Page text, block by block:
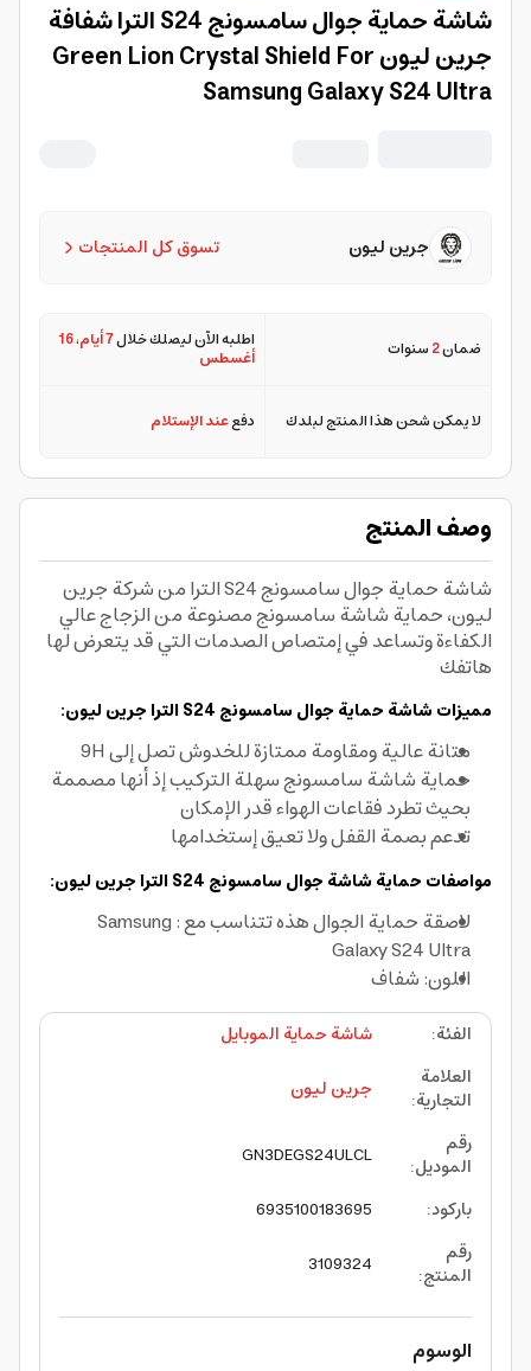
شاشة حماية جوال سامسونج S24 الترا شفافة
جرين ليون Green Lion Crystal Shield For
Samsung Galaxy S24 Ultra
تسوق كل المنتجات جرين ليون
ضمان2سنوات اطلبه الآن ليصلك خلال7 أيام ،16
أغسطس
لا يمكن شحن هذا المنتج لبلدك دفععند الإستلام
وصف المنتج
شاشة حماية جوال سامسونج S24 الترا من شركة جرين
ليون، حماية شاشة سامسونج مصنوعة من الزجاج عالي
الكفاءة وتساعد في إمتصاص الصدمات التي قد يتعرض لها
هاتفك
مميزات شاشة حماية جوال سامسونج S24 الترا جرين ليون:
متانة عالية ومقاومة ممتازة للخدوش تصل إلى 9H
حماية شاشة سامسونج سهلة التركيب إذ أنها مصممة
بحيث تطرد فقاعات الهواء قدر الإمكان
تدعم بصمة القفل ولا تعيق إستخدامها
مواصفات حماية شاشة جوال سامسونج S24 الترا جرين ليون:
لاصقة حماية الجوال هذه تتناسب مع : Samsung
Galaxy S24 Ultra
اللون: شفاف
الفئة:
شاشة حماية الموبايل
العلامة
التجارية:
جرين ليون
رقم
الموديل:
GN3DEGS24ULCL
باركود:
6935100183695
رقم
المنتج:
3109324
الوسوم